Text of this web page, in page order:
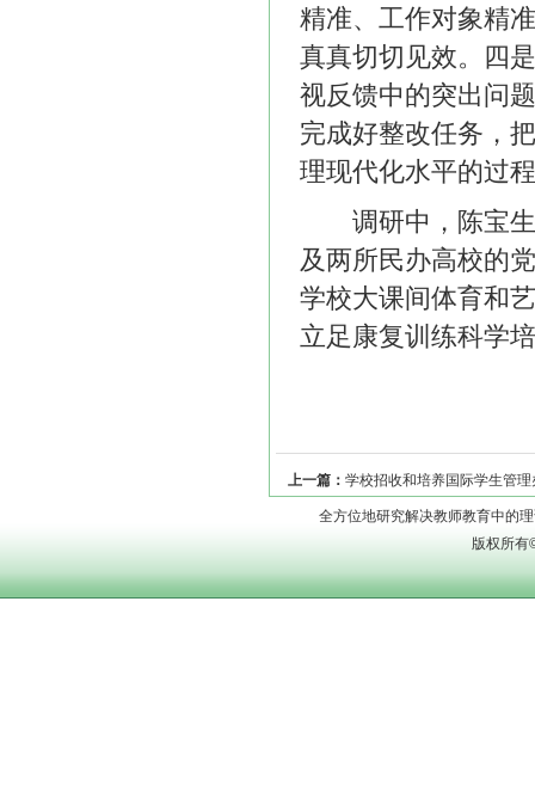
精准、工作对象精
真真切切见效。四
视反馈中的突出问
完成好整改任务，
理现代化水平的过
调研中，陈宝生
及两所民办高校的
学校大课间体育和
立足康复训练科学
上一篇： 学校招收和培养国际学生管理
全方位地研究解决教师教育中的
版权所有